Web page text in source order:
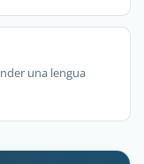
una lengua